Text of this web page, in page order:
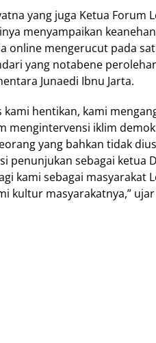
yang juga Ketua Forum
menyampaikan
online mengerucut pada
yang notabene
Junaedi Ibnu Jarta.
kami hentikan, kami
mengintervensi iklim
yang bahkan tidak
penunjukan sebagai ketua
kami sebagai masyarakat
kultur masyarakatnya,”